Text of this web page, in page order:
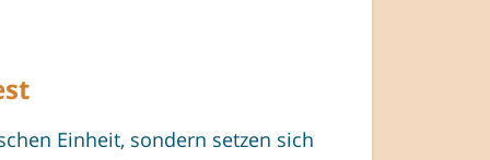
Einheit, sondern setzen sich